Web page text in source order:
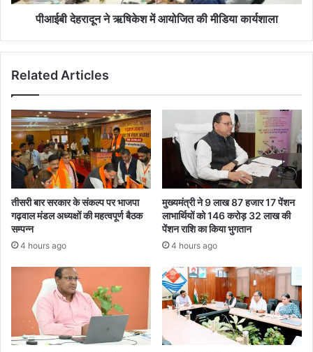
पीआईबी देहरादून ने ऋषिकेश में आयोजित की मीडिया कार्यशाला
Related Articles
तीसरी बार सरकार के संकल्प पर भाजपा
गढ़वाल मंडल अध्यक्षों की महत्वपूर्ण बैठक
सम्पन्न
4 hours ago
मुख्यमंत्री ने 9 लाख 87 हजार 17 पेंशन
लाभार्थियों को 146 करोड़ 32 लाख की
पेंशन राशि का किया भुगतान
4 hours ago